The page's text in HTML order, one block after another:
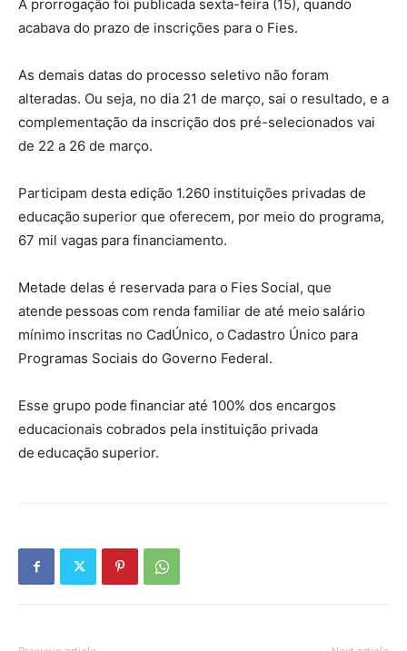
A prorrogação foi publicada sexta-feira (15), quando
acabava do prazo de inscrições para o Fies.
As demais datas do processo seletivo não foram
alteradas. Ou seja, no dia 21 de março, sai o resultado, e a
complementação da inscrição dos pré-selecionados vai
de 22 a 26 de março.
Participam desta edição 1.260 instituições privadas de
educação superior que oferecem, por meio do programa,
67 mil vagas para financiamento.
Metade delas é reservada para o Fies Social, que
atende pessoas com renda familiar de até meio salário
mínimo inscritas no CadÚnico, o Cadastro Único para
Programas Sociais do Governo Federal.
Esse grupo pode financiar até 100% dos encargos
educacionais cobrados pela instituição privada
de educação superior.